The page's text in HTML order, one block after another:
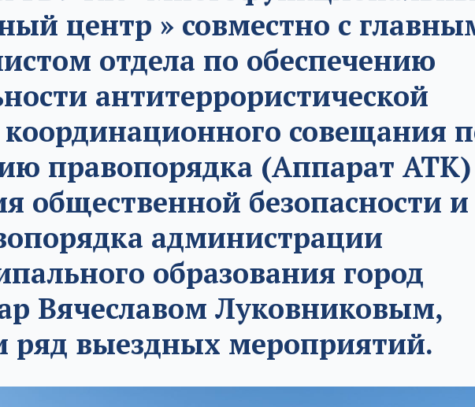
центр » совместно с
отдела по обеспечению
антитеррористической
совещания
правопорядка (Аппарат АТК)
общественной безопасности и
администрации
образования город
Вячеславом Луковниковым,
ряд выездных мероприятий.